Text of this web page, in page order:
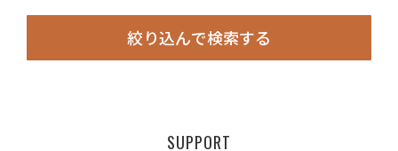
絞り込んで検索する
SUPPORT